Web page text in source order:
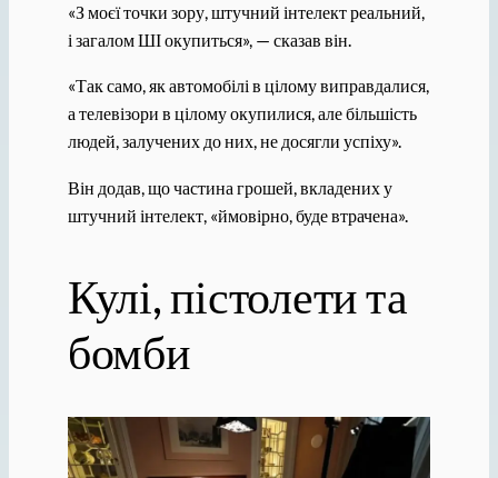
«З моєї точки зору, штучний інтелект реальний,
і загалом ШІ окупиться», — сказав він.
«Так само, як автомобілі в цілому виправдалися,
а телевізори в цілому окупилися, але більшість
людей, залучених до них, не досягли успіху».
Він додав, що частина грошей, вкладених у
штучний інтелект, «ймовірно, буде втрачена».
Кулі, пістолети та
бомби